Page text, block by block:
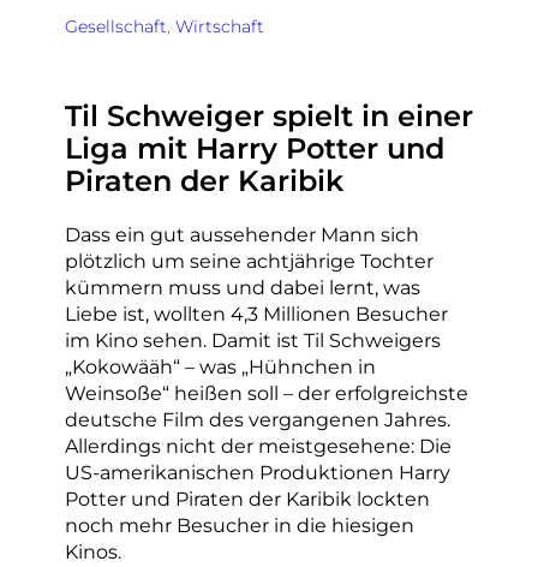
Gesellschaft, Wirtschaft
Til Schweiger spielt in einer
Liga mit Harry Potter und
Piraten der Karibik
Dass ein gut aussehender Mann sich
plötzlich um seine achtjährige Tochter
kümmern muss und dabei lernt, was
Liebe ist, wollten 4,3 Millionen Besucher
im Kino sehen. Damit ist Til Schweigers
„Kokowääh“ – was „Hühnchen in
Weinsoße“ heißen soll – der erfolgreichste
deutsche Film des vergangenen Jahres.
Allerdings nicht der meistgesehene: Die
US-amerikanischen Produktionen Harry
Potter und Piraten der Karibik lockten
noch mehr Besucher in die hiesigen
Kinos.